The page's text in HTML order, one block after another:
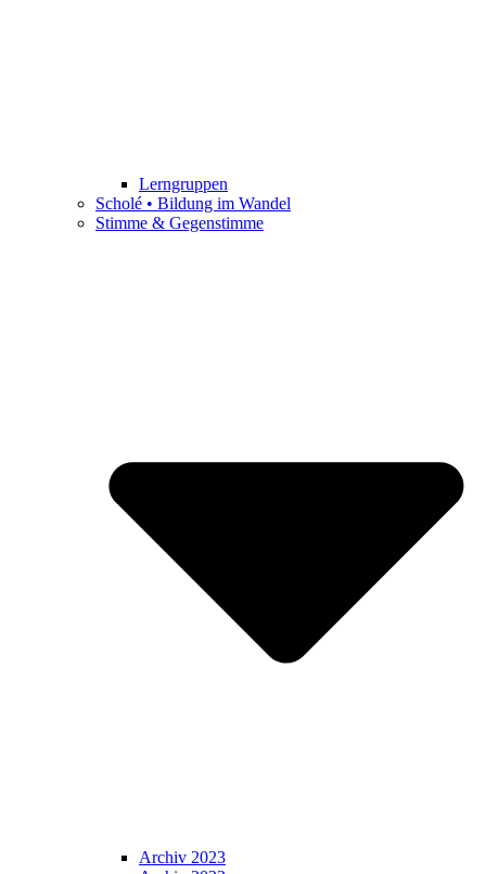
Lerngruppen
Scholé • Bildung im Wandel
Stimme & Gegenstimme
Archiv 2023